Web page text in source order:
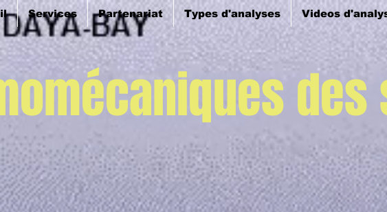
Services Partenariat Types d'analyses Videos